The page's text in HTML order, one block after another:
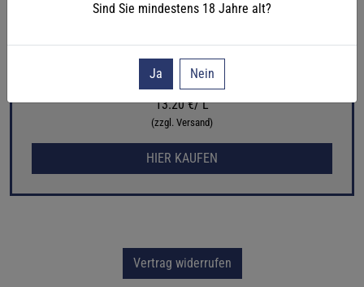
Sind Sie mindestens 18 Jahre alt?
Ja Nein
9.90 €
13.20 €/ L
(zzgl. Versand)
HIER KAUFEN
Vertrag widerrufen